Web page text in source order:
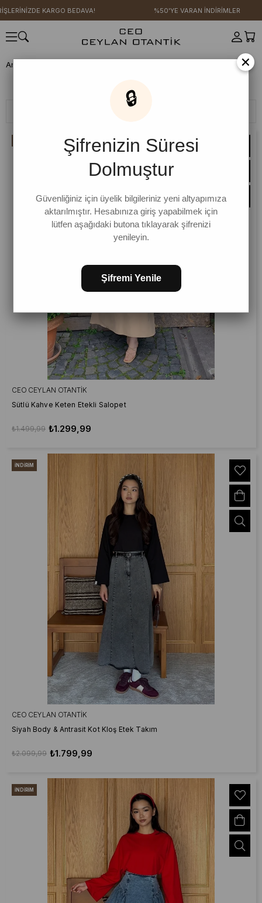
KARGO BEDAVA! %50'YE VARAN İNDİRİMLER
Anasayfa
Kot Koleksiyonu
CEO CEYLAN OTANTIK
Sütlü Kahve Keten Etekli Salopet
₺1.299,99
₺1.499,99
CEO CEYLAN OTANTIK
Siyah Body & Antrasit Kot Kloş Etek Takım
₺1.799,99
₺2.099,99
İNDIRIM
İNDIRIM
×
🔒
Şifrenizin Süresi
Dolmuştur
Güvenliğiniz için üyelik bilgileriniz yeni altyapımıza
aktarılmıştır. Hesabınıza giriş yapabilmek için
lütfen aşağıdaki butona tıklayarak şifrenizi
yenileyin.
Şifremi Yenile